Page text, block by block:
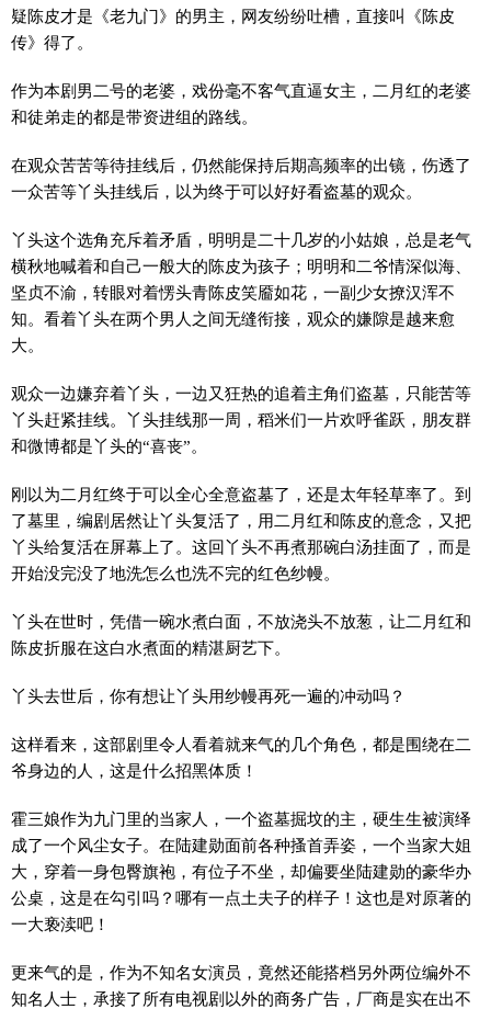
疑陈皮才是《老九门》的男主，网友纷纷吐槽，直接叫《陈皮
传》得了。
作为本剧男二号的老婆，戏份毫不客气直逼女主，二月红的老婆
和徒弟走的都是带资进组的路线。
在观众苦苦等待挂线后，仍然能保持后期高频率的出镜，伤透了
一众苦等丫头挂线后，以为终于可以好好看盗墓的观众。
丫头这个选角充斥着矛盾，明明是二十几岁的小姑娘，总是老气
横秋地喊着和自己一般大的陈皮为孩子；明明和二爷情深似海、
坚贞不渝，转眼对着愣头青陈皮笑靥如花，一副少女撩汉浑不
知。看着丫头在两个男人之间无缝衔接，观众的嫌隙是越来愈
大。
观众一边嫌弃着丫头，一边又狂热的追着主角们盗墓，只能苦等
丫头赶紧挂线。丫头挂线那一周，稻米们一片欢呼雀跃，朋友群
和微博都是丫头的“喜丧”。
刚以为二月红终于可以全心全意盗墓了，还是太年轻草率了。到
了墓里，编剧居然让丫头复活了，用二月红和陈皮的意念，又把
丫头给复活在屏幕上了。这回丫头不再煮那碗白汤挂面了，而是
开始没完没了地洗怎么也洗不完的红色纱幔。
丫头在世时，凭借一碗水煮白面，不放浇头不放葱，让二月红和
陈皮折服在这白水煮面的精湛厨艺下。
丫头去世后，你有想让丫头用纱幔再死一遍的冲动吗？
这样看来，这部剧里令人看着就来气的几个角色，都是围绕在二
爷身边的人，这是什么招黑体质！
霍三娘作为九门里的当家人，一个盗墓掘坟的主，硬生生被演绎
成了一个风尘女子。在陆建勋面前各种搔首弄姿，一个当家大姐
大，穿着一身包臀旗袍，有位子不坐，却偏要坐陆建勋的豪华办
公桌，这是在勾引吗？哪有一点土夫子的样子！这也是对原著的
一大亵渎吧！
更来气的是，作为不知名女演员，竟然还能搭档另外两位编外不
知名人士，承接了所有电视剧以外的商务广告，厂商是实在出不